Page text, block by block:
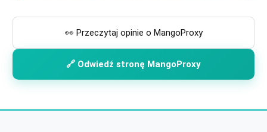
👀 Przeczytaj opinie o MangoProxy
🔗 Odwiedź stronę MangoProxy